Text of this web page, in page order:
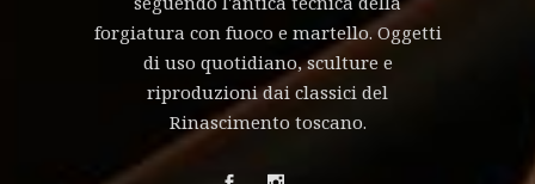
forgiatura con fuoco e martello. Oggetti
di uso quotidiano, sculture e
riproduzioni dai classici del
Rinascimento toscano.